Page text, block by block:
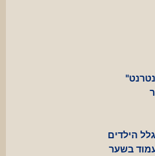
הילדים
בשער